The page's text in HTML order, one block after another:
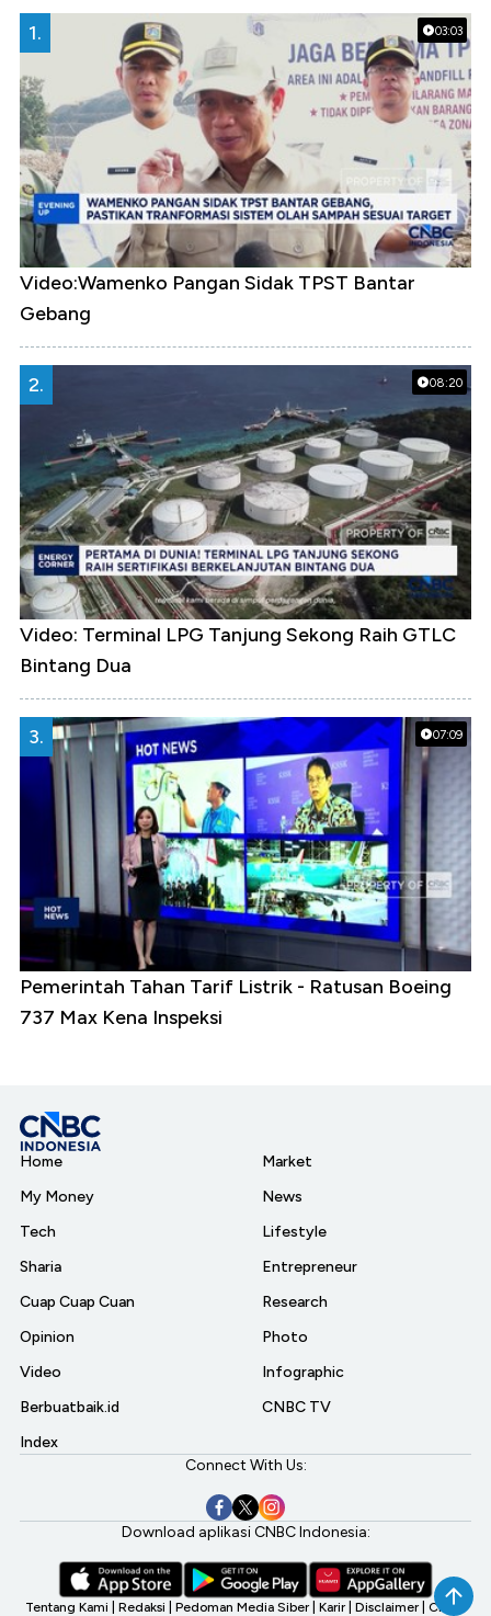
03:03
1.
Video:Wamenko Pangan Sidak TPST Bantar
Gebang
08:20
2.
Video: Terminal LPG Tanjung Sekong Raih GTLC
Bintang Dua
07:09
3.
Pemerintah Tahan Tarif Listrik - Ratusan Boeing
737 Max Kena Inspeksi
Home
My Money
Tech
Sharia
Cuap Cuap Cuan
Opinion
Video
Berbuatbaik.id
Index
Market
News
Lifestyle
Entrepreneur
Research
Photo
Infographic
CNBC TV
Connect With Us:
Download aplikasi CNBC Indonesia:
Tentang Kami Redaksi Pedoman Media Siber Karir Disclaimer CNBC